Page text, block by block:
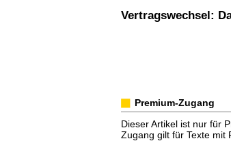
Vertragswechsel:
Premium-Zugang
Dieser Artikel ist nur für
Zugang gilt für Texte mit